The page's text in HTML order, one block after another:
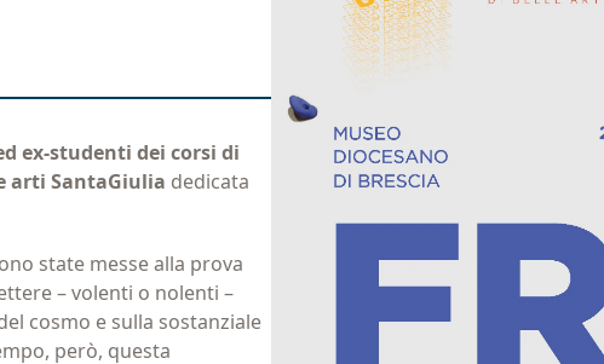
ex-studenti dei corsi di
arti SantaGiulia dedicata
state messe alla prova
– volenti o nolenti –
cosmo e sulla sostanziale
però, questa